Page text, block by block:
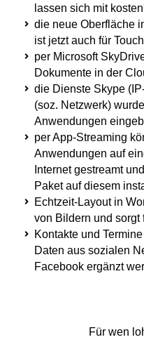
lassen sich mit
die neue Oberfläche
ist jetzt auch für
per Microsoft
Dokumente in der
die Dienste Skype
(soz. Netzwerk)
Anwendungen
per App-Streaming
Anwendungen auf
Internet gestreamt
Paket auf diesem
Echtzeit-Layout in
von Bildern und sorgt
Kontakte und
Daten aus sozialen
Facebook ergänzt
Für wen